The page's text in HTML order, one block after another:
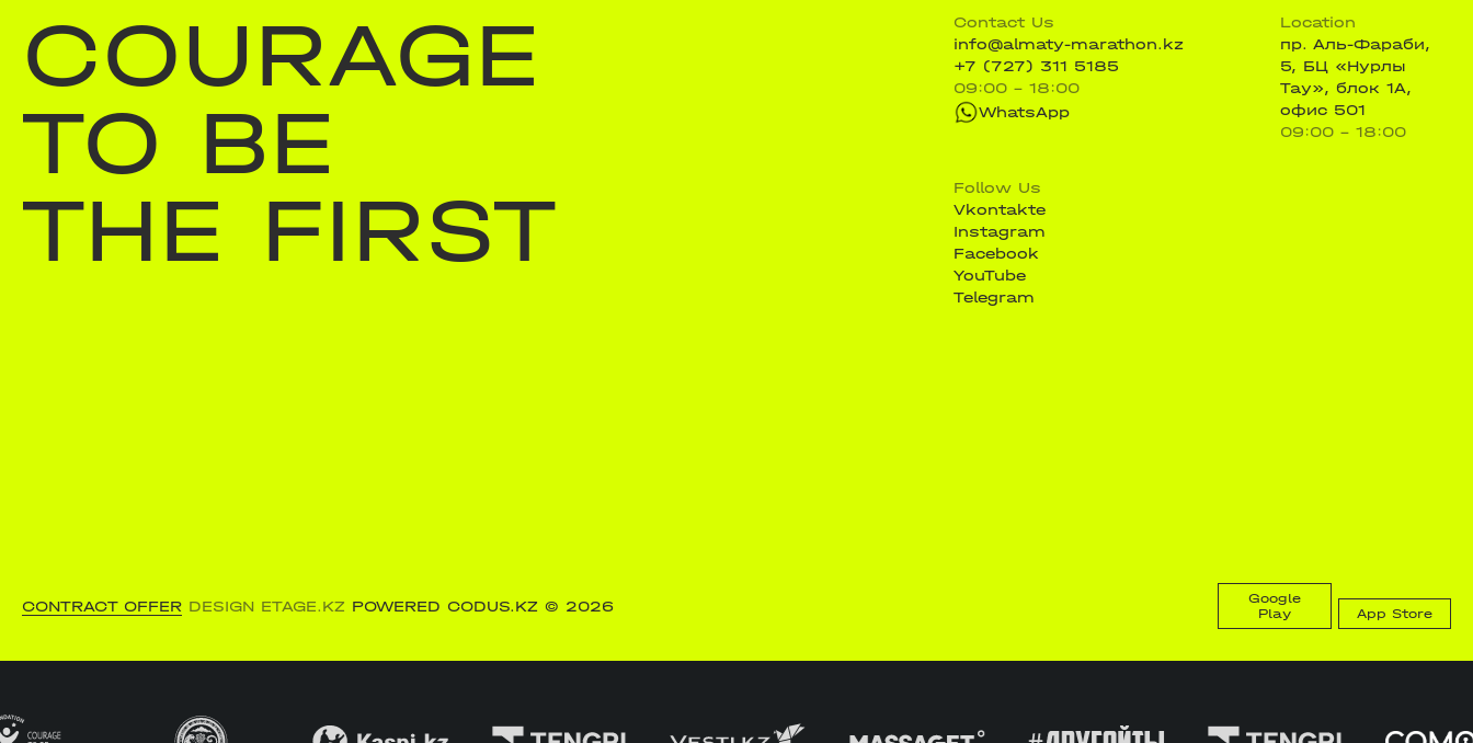
COURAGE
TO BE
THE FIRST
Contact Us
info@almaty-marathon.kz
+7 (727) 311 5185
09:00 - 18:00
WhatsApp
Location
пр. Аль-Фараби,
5, БЦ «Нурлы
Тау», блок 1А,
офис 501
09:00 - 18:00
Follow Us
Vkontakte
Instagram
Facebook
YouTube
Telegram
CONTRACT OFFER DESIGN ETAGE.KZ POWERED CODUS.KZ © 2026
Google
Play
App Store